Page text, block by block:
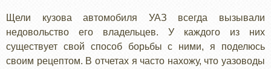
Щели кузова автомобиля УАЗ всегда вызывали
недовольство его владельцев. У каждого из них
существует свой способ борьбы с ними, я поделюсь
своим рецептом. В отчетах я часто нахожу, что уазоводы